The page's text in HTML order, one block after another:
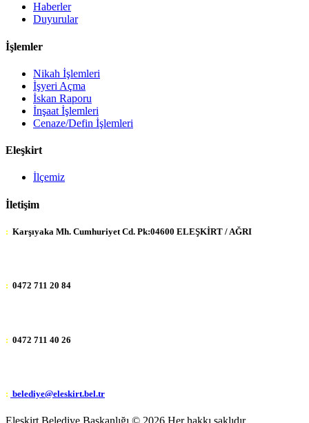
Haberler
Duyurular
İşlemler
Nikah İşlemleri
İşyeri Açma
İskan Raporu
İnşaat İşlemleri
Cenaze/Defin İşlemleri
Eleşkirt
İlçemiz
İletişim
: Karşıyaka Mh. Cumhuriyet Cd. Pk:04600 ELEŞKİRT / AĞRI
: 0472 711 20 84
: 0472 711 40 26
: belediye@eleskirt.bel.tr
Eleşkirt Belediye Başkanlığı © 2026 Her hakkı saklıdır.